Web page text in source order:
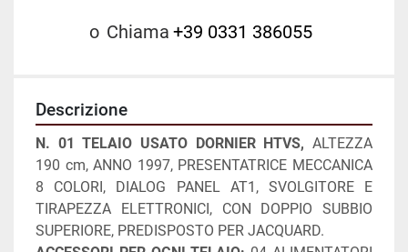
o Chiama +39 0331 386055
Descrizione
N. 01 TELAIO USATO DORNIER HTVS, ALTEZZA
190 cm, ANNO 1997, PRESENTATRICE MECCANICA
8 COLORI, DIALOG PANEL AT1, SVOLGITORE E
TIRAPEZZA ELETTRONICI, CON DOPPIO SUBBIO
SUPERIORE, PREDISPOSTO PER JACQUARD.